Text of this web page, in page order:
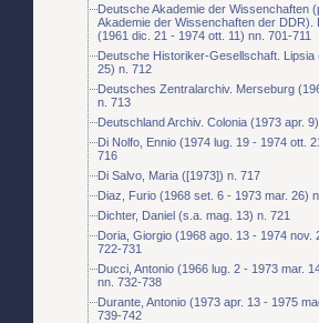
Deutsche Akademie der Wissenchaften
Akademie der Wissenchaften der DDR).
(1961 dic. 21 - 1974 ott. 11) nn. 701-711
Deutsche Historiker-Gesellschaft. Lipsia
25) n. 712
Deutsches Zentralarchiv. Merseburg
n. 713
Deutschland Archiv. Colonia (1973 apr.
Di Nolfo, Ennio (1974 lug. 19 - 1974 ott.
716
Di Salvo, Maria ([1973]) n. 717
Diaz, Furio (1968 set. 6 - 1973 mar. 26)
Dichter, Daniel (s.a. mag. 13) n. 721
Doria, Giorgio (1968 ago. 13 - 1974 nov.
722-731
Ducci, Antonio (1966 lug. 2 - 1973 mar.
nn. 732-738
Durante, Antonio (1973 apr. 13 - 1975
739-742